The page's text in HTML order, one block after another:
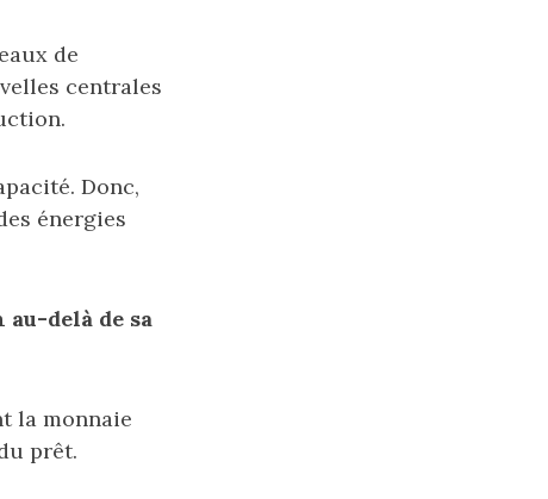
de
centrales
Donc,
énergies
delà de sa
la monnaie
prêt.